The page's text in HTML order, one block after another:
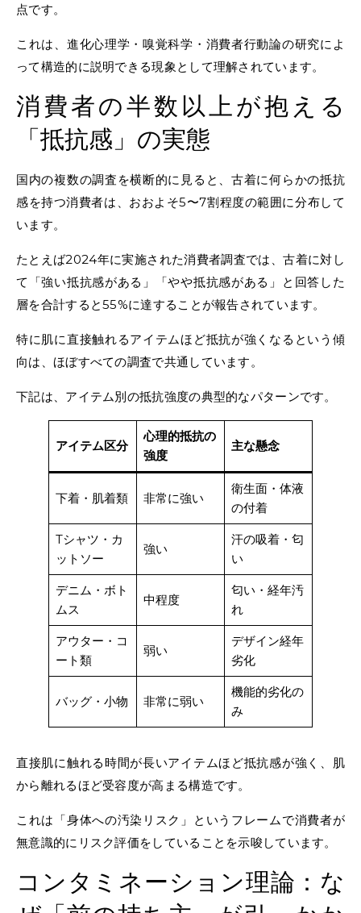
点です。
これは、進化心理学・嗅覚科学・消費者行動論の研究によ
って構造的に説明できる現象として理解されています。
消費者の半数以上が抱える
「抵抗感」の実態
国内の複数の調査を横断的に見ると、古着に何らかの抵抗
感を持つ消費者は、おおよそ5〜7割程度の範囲に分布して
います。
たとえば2024年に実施された消費者調査では、古着に対し
て「強い抵抗感がある」「やや抵抗感がある」と回答した
層を合計すると55%に達することが報告されています。
特に肌に直接触れるアイテムほど抵抗が強くなるという傾
向は、ほぼすべての調査で共通しています。
下記は、アイテム別の抵抗強度の典型的なパターンです。
アイテム区分
心理的抵抗の
強度
主な懸念
下着・肌着類 非常に強い
衛生面・体液
の付着
Tシャツ・カ
ットソー
強い
汗の吸着・匂
い
デニム・ボト
ムス
中程度
匂い・経年汚
れ
アウター・コ
ート類
弱い
デザイン経年
劣化
バッグ・小物 非常に弱い
機能的劣化の
み
直接肌に触れる時間が長いアイテムほど抵抗感が強く、肌
から離れるほど受容度が高まる構造です。
これは「身体への汚染リスク」というフレームで消費者が
無意識的にリスク評価をしていることを示唆しています。
コンタミネーション理論：な